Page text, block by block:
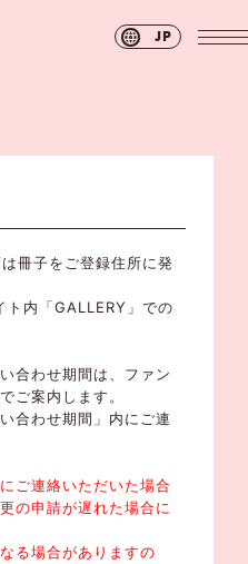
JP
冊子をご登録住所に発
ト内「GALLERY」での
合わせ期間は、ファン
ご案内します。
合わせ期間」内にご連
ご連絡いただいた場合
の申請が遅れた場合に
る場合がありますの